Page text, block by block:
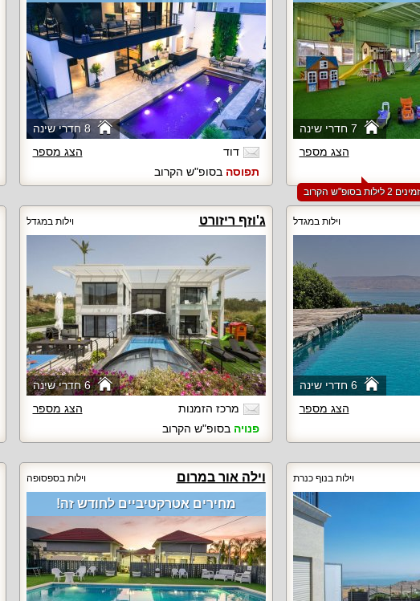
7 חדרי שינה
הצג מספר
8 חדרי שינה
דוד
הצג מספר
תפוסה בסופ"ש הקרוב
וילות במגדל
6 חדרי שינה
הצג מספר
ג'וזף ריזורט וילות במגדל
6 חדרי שינה
מרכז הזמנות
הצג מספר
פנויה בסופ"ש הקרוב
וילות בנוף כנרת וילה אור במרום וילות בספסופה
מחירים אטרקטיביים לחודש זה!